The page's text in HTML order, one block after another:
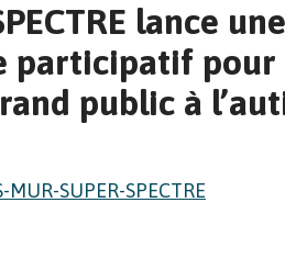
lance
participatif
public à